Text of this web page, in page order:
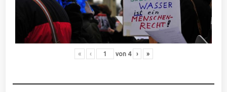
« ‹ von 4 › »